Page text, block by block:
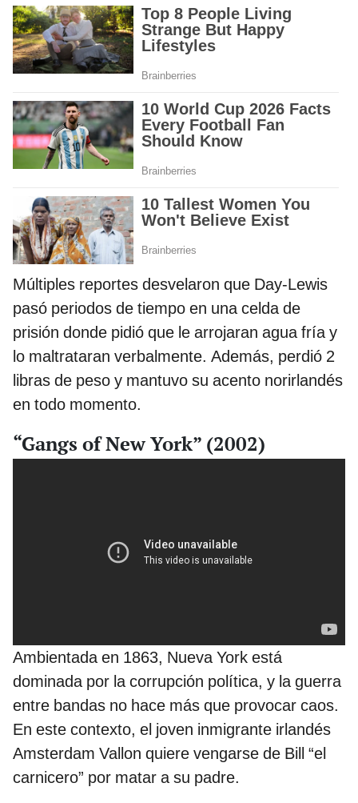
Múltiples reportes desvelaron que Day-Lewis
pasó periodos de tiempo en una celda de
prisión donde pidió que le arrojaran agua fría y
lo maltrataran verbalmente. Además, perdió 2
libras de peso y mantuvo su acento norirlandés
en todo momento.
“Gangs of New York” (2002)
Ambientada en 1863, Nueva York está
dominada por la corrupción política, y la guerra
entre bandas no hace más que provocar caos.
En este contexto, el joven inmigrante irlandés
Amsterdam Vallon quiere vengarse de Bill “el
carnicero” por matar a su padre.